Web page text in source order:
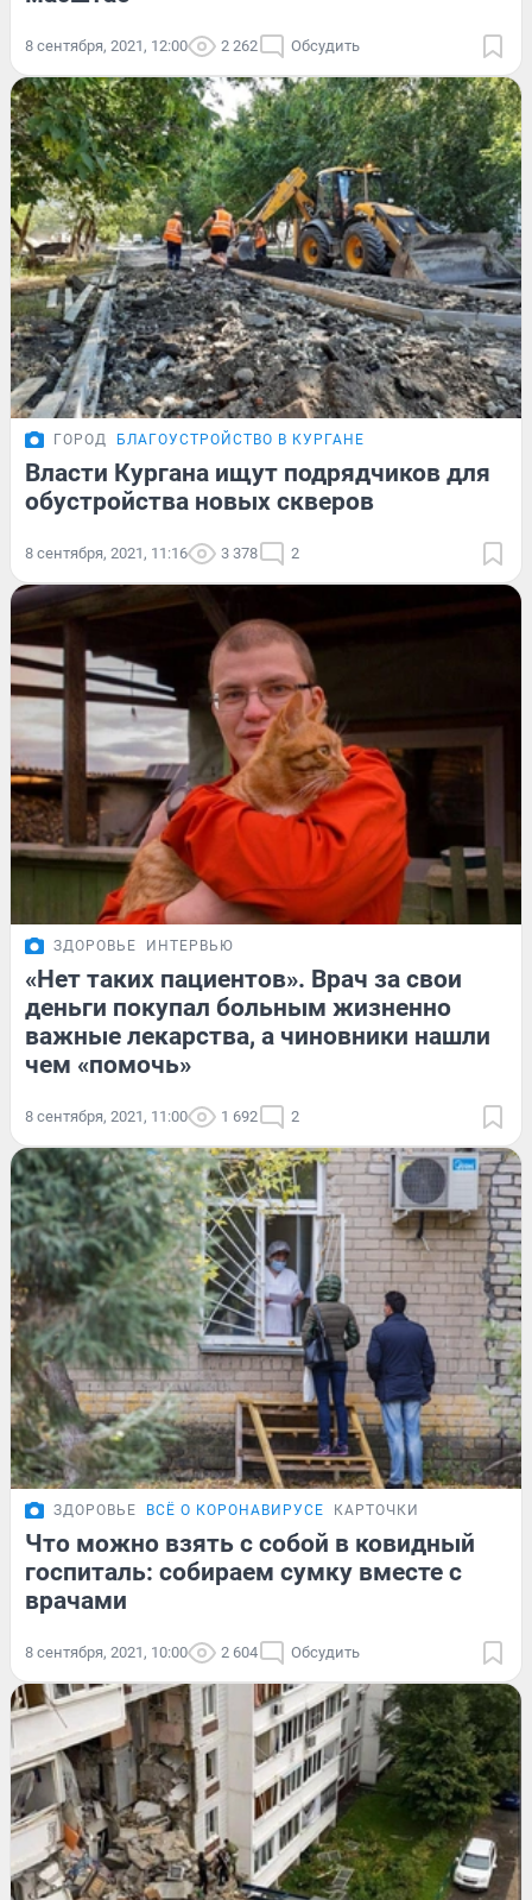
8 сентября, 2021, 12:00 2 262 Обсудить
ГОРОД БЛАГОУСТРОЙСТВО В КУРГАНЕ
Власти Кургана ищут подрядчиков для
обустройства новых скверов
8 сентября, 2021, 11:16 3 378 2
ЗДОРОВЬЕ ИНТЕРВЬЮ
«Нет таких пациентов». Врач за свои
деньги покупал больным жизненно
важные лекарства, а чиновники нашли
чем «помочь»
8 сентября, 2021, 11:00 1 692 2
ЗДОРОВЬЕ ВСЁ О КОРОНАВИРУСЕ КАРТОЧКИ
Что можно взять с собой в ковидный
госпиталь: собираем сумку вместе с
врачами
8 сентября, 2021, 10:00 2 604 Обсудить